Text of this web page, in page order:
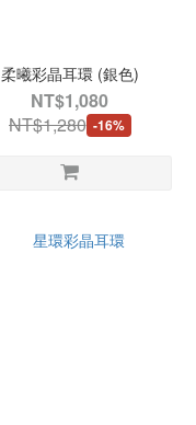
柔曦彩晶耳環 (銀色)
NT$1,080
NT$1,280 -16%